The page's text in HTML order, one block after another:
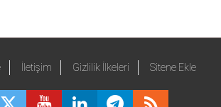
İletişim Gizlilik İlkeleri Sitene Ekle